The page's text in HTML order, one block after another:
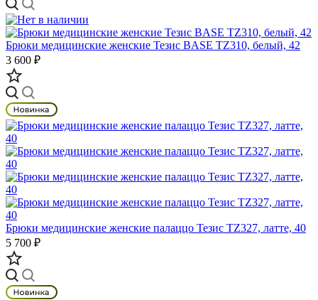
Брюки медицинские женские Тезис BASE TZ310, белый, 42
3 600 ₽
Брюки медицинские женские палаццо Тезис TZ327, латте, 40
5 700 ₽